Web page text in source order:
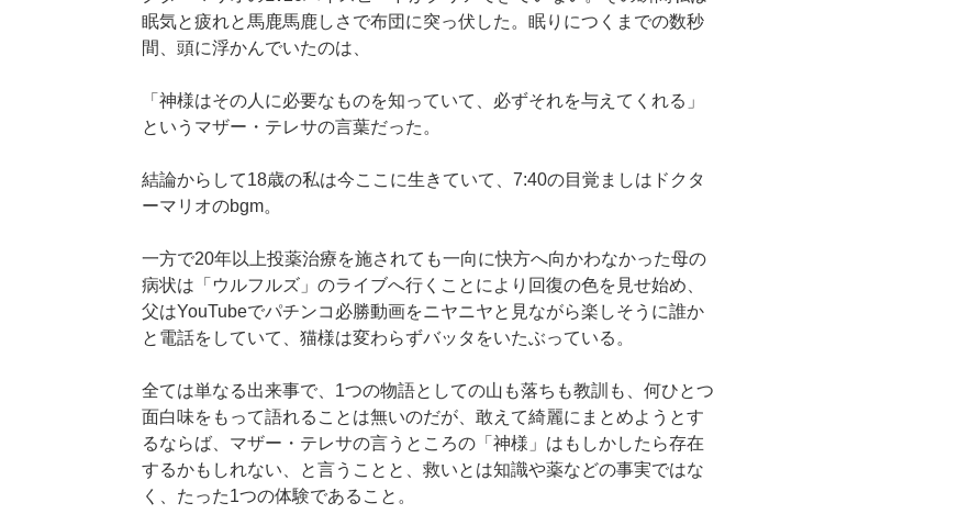
眠気と疲れと馬鹿馬鹿しさで布団に突っ伏した。眠りにつくまでの数秒
間、頭に浮かんでいたのは、
「神様はその人に必要なものを知っていて、必ずそれを与えてくれる」
というマザー・テレサの言葉だった。
結論からして18歳の私は今ここに生きていて、7:40の目覚ましはドクタ
ーマリオのbgm。
一方で20年以上投薬治療を施されても一向に快方へ向かわなかった母の
病状は「ウルフルズ」のライブへ行くことにより回復の色を見せ始め、
父はYouTubeでパチンコ必勝動画をニヤニヤと見ながら楽しそうに誰か
と電話をしていて、猫様は変わらずバッタをいたぶっている。
全ては単なる出来事で、1つの物語としての山も落ちも教訓も、何ひとつ
面白味をもって語れることは無いのだが、敢えて綺麗にまとめようとす
るならば、マザー・テレサの言うところの「神様」はもしかしたら存在
するかもしれない、と言うことと、救いとは知識や薬などの事実ではな
く、たった1つの体験であること。